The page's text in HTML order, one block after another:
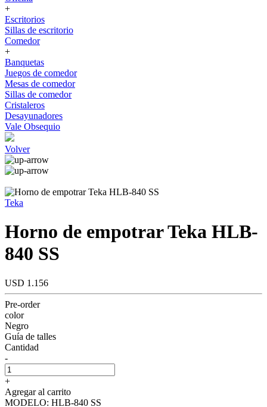
+
Escritorios
Sillas de escritorio
Comedor
+
Banquetas
Juegos de comedor
Mesas de comedor
Sillas de comedor
Cristaleros
Desayunadores
Vale Obsequio
Volver
Teka
Horno de empotrar Teka HLB-
840 SS
USD 1.156
Pre-order
color
Negro
Guía de talles
Cantidad
-
+
Agregar al carrito
MODELO: HLB-840 SS